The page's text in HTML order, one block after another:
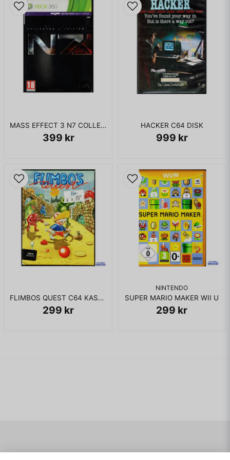
MASS EFFECT 3 N7 COLLECTORS EDITION XBOX 360
399 kr
HACKER C64 DISK
999 kr
FLIMBOS QUEST C64 KASSETT
299 kr
NINTENDO
SUPER MARIO MAKER WII U
299 kr